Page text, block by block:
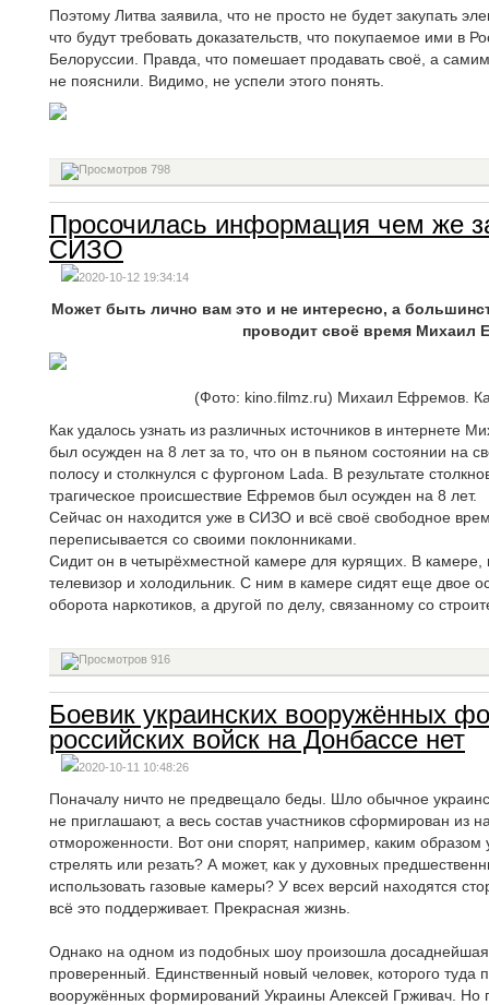
Поэтому Литва заявила, что не просто не будет закупать
что будут требовать доказательств, что покупаемое ими в
Белоруссии. Правда, что помешает продавать своё, а
не пояснили. Видимо, не успели этого понять.
798
Просочилась информация чем же
СИЗО
2020-10-12 19:34:14
Может быть лично вам это и не интересно, а
проводит своё время Михаил
(Фото: kino.filmz.ru) Михаил Ефремов.
Как удалось узнать из различных источников в интернете
был осужден на 8 лет за то, что он в пьяном состоянии на
полосу и столкнулся с фургоном Lada. В результате
трагическое происшествие Ефремов был осужден на 8 лет.
Сейчас он находится уже в СИЗО и всё своё свободное
переписывается со своими поклонниками.
Сидит он в четырёхместной камере для курящих. В камере,
телевизор и холодильник. С ним в камере сидят еще двое
оборота наркотиков, а другой по делу, связанному со
916
Боевик украинских вооружённых
российских войск на Донбассе нет
2020-10-11 10:48:26
Поначалу ничто не предвещало беды. Шло обычное
не приглашают, а весь состав участников сформирован из
отмороженности. Вот они спорят, например, каким
стрелять или резать? А может, как у духовных
использовать газовые камеры? У всех версий находятся
всё это поддерживает. Прекрасная жизнь.
Однако на одном из подобных шоу произошла
проверенный. Единственный новый человек, которого туда
вооружённых формирований Украины Алексей Грживач. Но